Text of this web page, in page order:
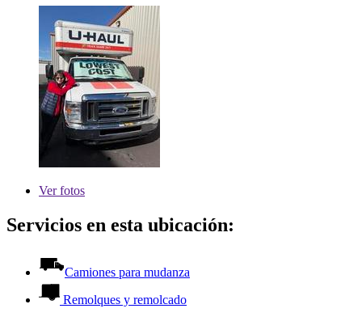
Verfotos
Servicios en esta ubicación:
Camiones para mudanza
Remolques y remolcado